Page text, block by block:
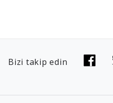
Bizi takip edin